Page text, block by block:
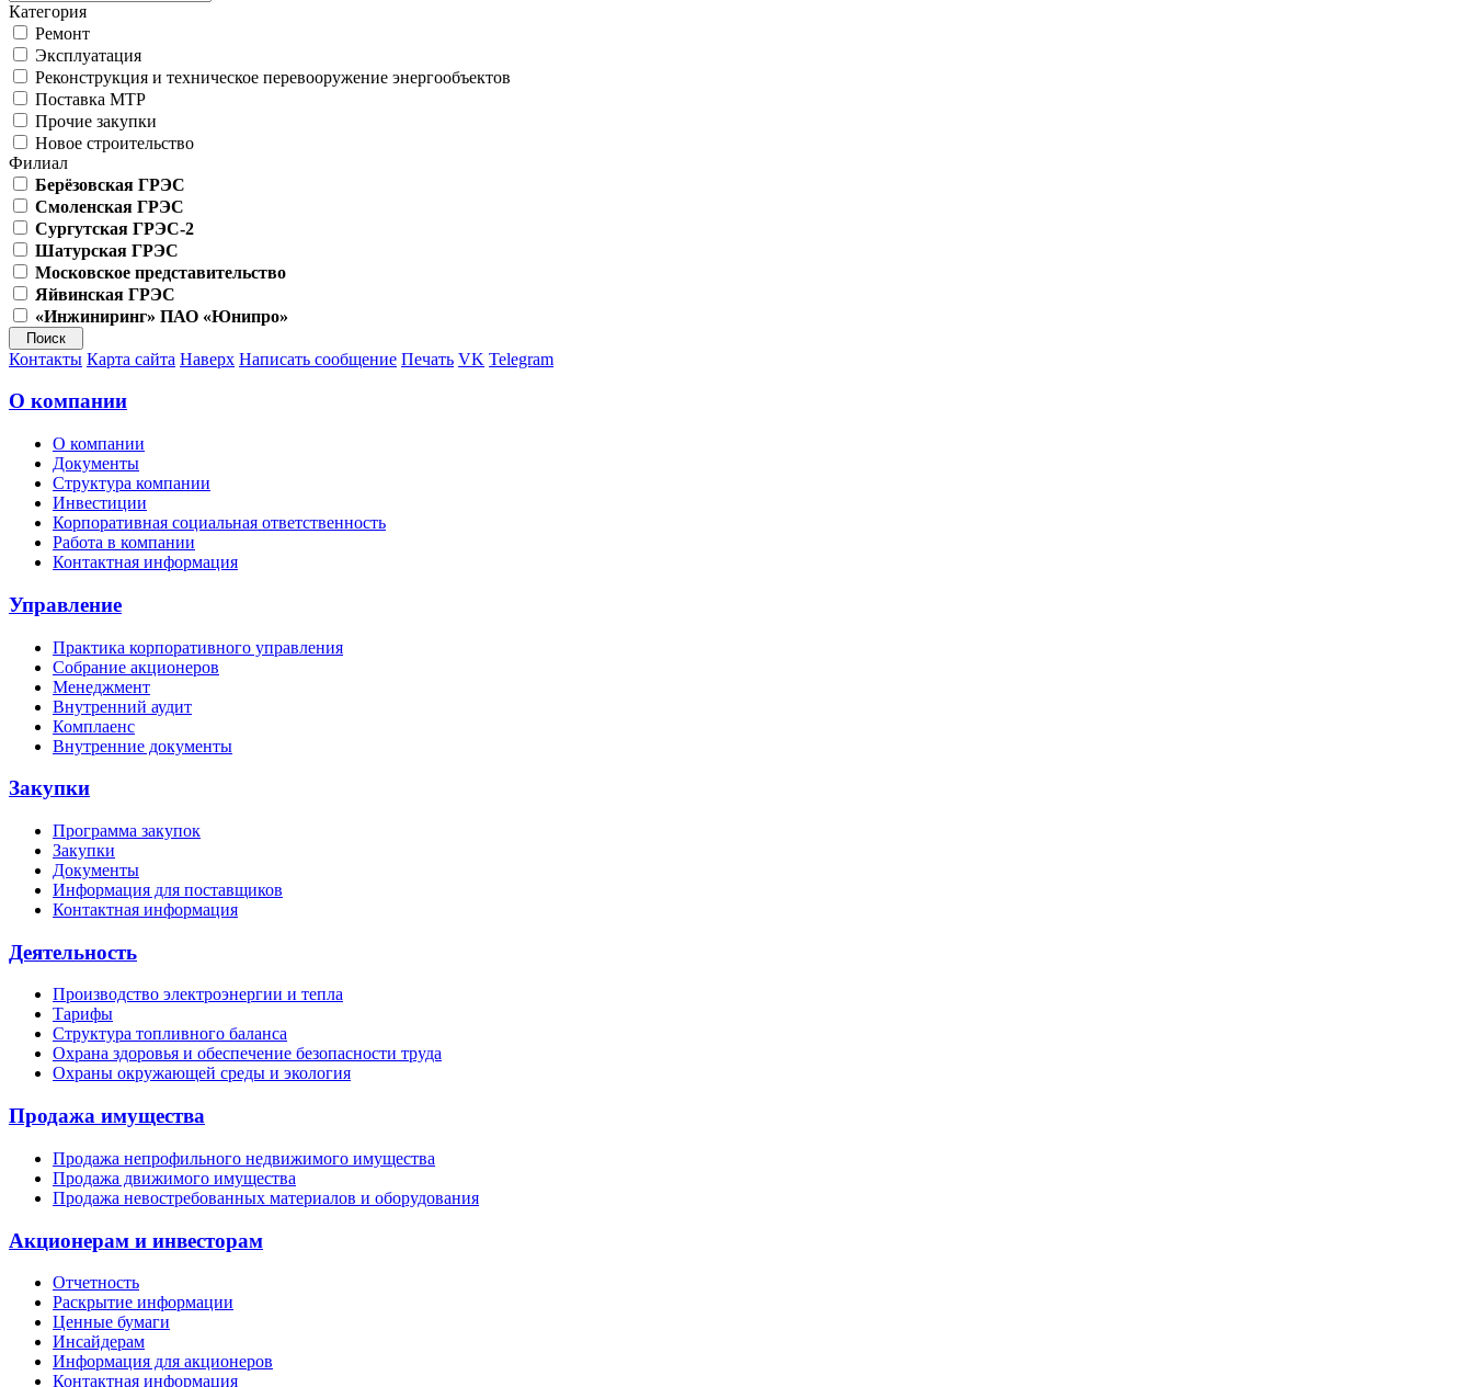
Категория
Ремонт
Эксплуатация
Реконструкция и техническое перевооружение энергообъектов
Поставка МТР
Прочие закупки
Новое строительство
Филиал
Берёзовская ГРЭС
Смоленская ГРЭС
Сургутская ГРЭС-2
Шатурская ГРЭС
Московское представительство
Яйвинская ГРЭС
«Инжиниринг» ПАО «Юнипро»
Контакты Карта сайта Наверх Написать сообщение Печать VK Telegram
О компании
О компании
Документы
Структура компании
Инвестиции
Корпоративная социальная ответственность
Работа в компании
Контактная информация
Управление
Практика корпоративного управления
Собрание акционеров
Менеджмент
Внутренний аудит
Комплаенс
Внутренние документы
Закупки
Программа закупок
Закупки
Документы
Информация для поставщиков
Контактная информация
Деятельность
Производство электроэнергии и тепла
Тарифы
Структура топливного баланса
Охрана здоровья и обеспечение безопасности труда
Охраны окружающей среды и экология
Продажа имущества
Продажа непрофильного недвижимого имущества
Продажа движимого имущества
Продажа невостребованных материалов и оборудования
Акционерам и инвесторам
Отчетность
Раскрытие информации
Ценные бумаги
Инсайдерам
Информация для акционеров
Контактная информация